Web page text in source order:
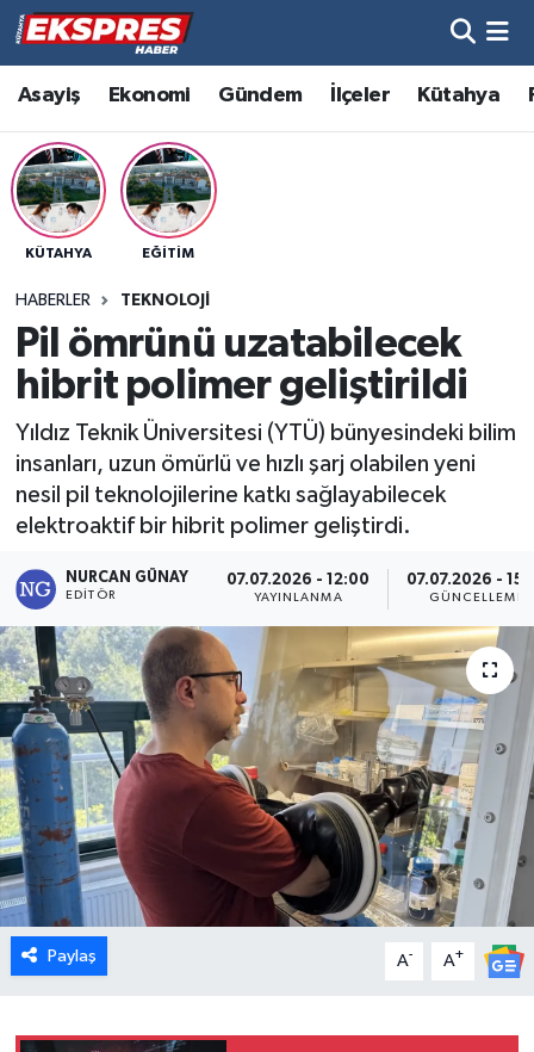
Asayiş Ekonomi Gündem İlçeler Kütahya
KÜTAHYA EĞITIM
HABERLER TEKNOLOJI
Pil ömrünü uzatabilecek
hibrit polimer geliştirildi
Yıldız Teknik Üniversitesi (YTÜ) bünyesindeki bilim
insanları, uzun ömürlü ve hızlı şarj olabilen yeni
nesil pil teknolojilerine katkı sağlayabilecek
elektroaktif bir hibrit polimer geliştirdi.
NURCAN GÜNAY
EDITÖR
07.07.2026 - 12:00
YAYINLANMA
07.07.2026 -
GÜNCELLEME
Paylaş A- A+
Altıntaş
Asayiş
Aslanapa
Bölge
Çavdarhisar
Domaniç
Dumlupınar
Dünya
Eğitim
Ekonomi
Emet
Foto Galeri
Gediz
Genel
Hava Durumu
Trafik Durumu
Süper Lig Puan Durumu ve Fikstür
Son Dakika Haberleri
Haber Arşivi